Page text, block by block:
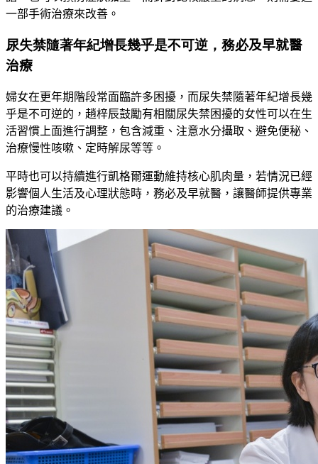
一部手術治療來改善。
尿失禁隨著年紀增長幾乎是不可逆，務必及早就醫
治療
婦女在更年期階段常面臨許多困擾， 而尿失禁隨著年紀增長幾
乎是不可逆的， 趙梓辰鼓勵有相關尿失禁困擾的女性可以在生
活習慣上面進行調整，包含減重、注意水分攝取、避免便秘、
治療慢性咳嗽、 定時解尿等等 。
平時也可以持續進行凱格爾運動維持核心肌肉量，若情況已經
影響個人生活及心理狀態時，務必及早就醫，讓醫師提供專業
的治療建議。